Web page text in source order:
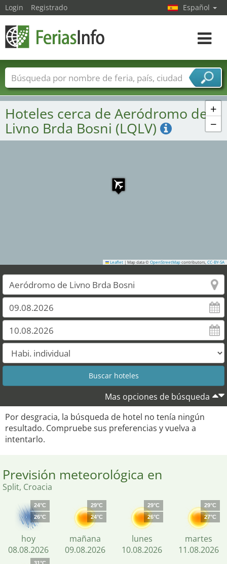
+
−
Leaflet | Map data © OpenStreetMap contributors, CC-BY-SA
Hoteles cerca de Aeródromo de
Livno Brda Bosni (LQLV)
Mas opciones de búsqueda
Por desgracia, la búsqueda de hotel no tenía ningún
resultado. Compruebe sus preferencias y vuelva a
intentarlo.
Previsión meteorológica en
Split, Croacia
24°C
26°C
hoy
08.08.2026
29°C
24°C
mañana
09.08.2026
29°C
26°C
lunes
10.08.2026
29°C
27°C
martes
11.08.2026
Login Registrado Español
toggle
Nombres de ferias Países
Ciudades
Sectores de ferias
Sectores de proveedor de servicios